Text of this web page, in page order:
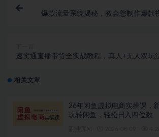
爆款流量系统揭秘，教会您制作爆款
速卖通直播带货全实战教程，真人+无人双玩
相关文章
26年闲鱼虚拟电商实操课，
玩转闲鱼，轻松日入四位数